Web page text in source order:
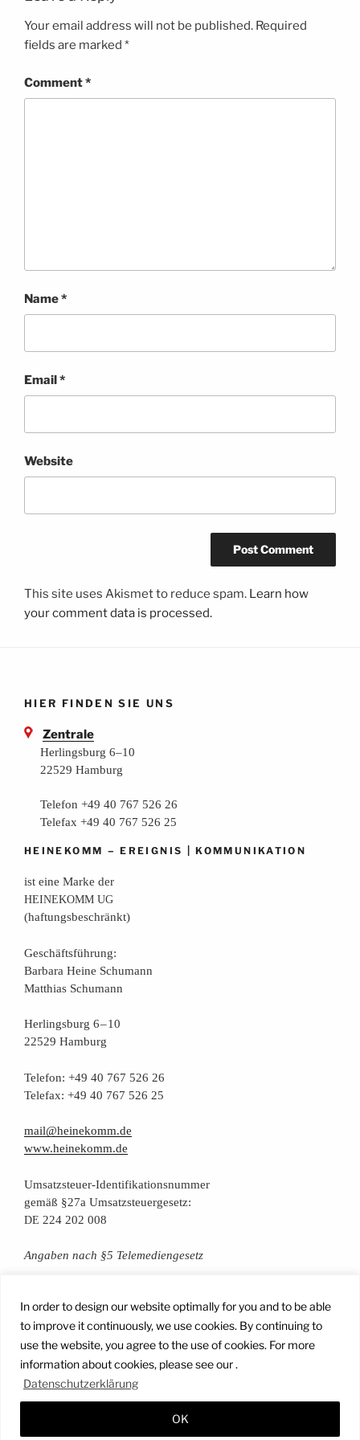
In order to design our website optimally for you and to be able
to improve it continuously, we use cookies. By continuing to
use the website, you agree to the use of cookies. For more
information about cookies, please see our .
Datenschutzerklärung
OK
Your email address will not be published. Required
fields are marked *
Comment*
Name*
Email*
Website
This site uses Akismet to reduce spam. Learn how
your comment data is processed.
HIER FINDEN SIE UNS
Zentrale
Herlingsburg 6–10
22529 Hamburg
Telefon +49 40 767 526 26
Telefax +49 40 767 526 25
HEINEKOMM –EREIGNIS |KOMMUNIKATION
ist eine Mar­ke der
HEINEKOMM UG
(haf­tungs­be­schränkt)
Geschäfts­füh­rung:
Bar­ba­ra Hei­ne Schumann
Mat­thi­as Schumann
Her­lings­burg 6 – 10
22529 Hamburg
Tele­fon: +49 40 767 526 26
Tele­fax: +49 40 767 526 25
mail@heinekomm.de
www.heinekomm.de
Umsatz­steu­er-Iden­ti­fi­ka­ti­ons­num­mer
gemäß §27a Umsatzsteuergesetz:
DE 224 202 008
Anga­ben nach §5 Telemediengesetz
FacebookInstagramYouTubeMail